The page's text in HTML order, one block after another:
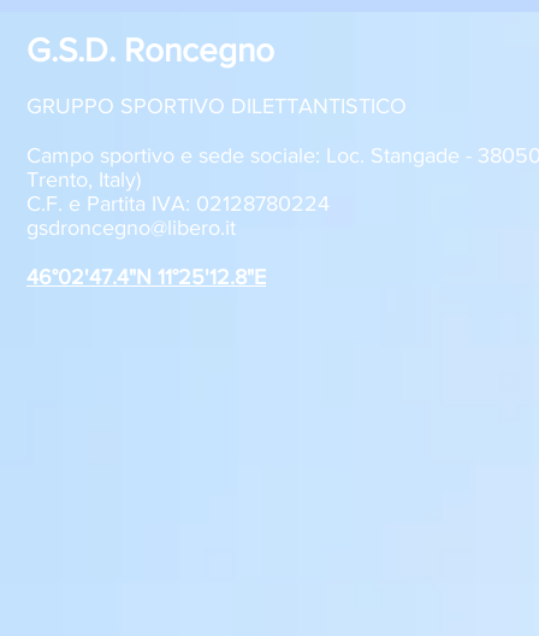
Sabato 8 agosto, il GSD
Roncegno alla Festa della
G.S.D. Roncegno
GRUPPO SPORTIVO DILETTANTISTICO
Campo sportivo e sede sociale: Loc. Stangade -
Trento, Italy)
C.F. e Partita IVA: 02128780224
gsdroncegno@libero.it
46°02'47.4"N 11°25'12.8"E